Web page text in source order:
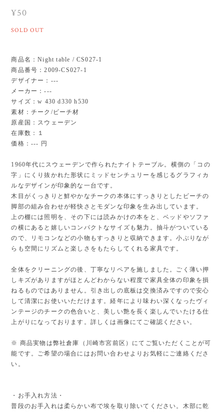
¥50
SOLD OUT
商品名：Night table / CS027-1
商品番号：2009-CS027-1
デザイナー：---
メーカー：---
サイズ：w 430 d330 h530
素材：チーク/ビーチ材
原産国：スウェーデン
在庫数：１
価格：--- 円
1960年代にスウェーデンで作られたナイトテーブル。横側の「コの
字」にくり抜かれた形状にミッドセンチュリーを感じるグラフィカ
ルなデザインが印象的な一台です。
木目がくっきりと鮮やかなチークの本体にすっきりとしたビーチの
脚部の組み合わせが軽快さとモダンな印象を生み出しています。
上の棚には照明を、その下には読みかけの本をと、ベッドやソファ
の横にあると嬉しいコンパクトなサイズも魅力。 抽斗がついている
ので、リモコンなどの小物もすっきりと収納できます。 小ぶりなが
らも空間にリズムと楽しさをもたらしてくれる家具です。
全体をクリーニングの後、丁寧なリペアを施しました。ごく薄い押
しキズがありますがほとんどわからない程度で家具全体の印象を損
ねるものではありません。引き出しの底板は交換済みですので安心
して清潔にお使いいただけます。経年により味わい深くなったヴィ
ンテージのチークの色合いと、美しい艶を長く楽しんでいたける仕
上がりになっております。詳しくは画像にてご確認ください。
※ 商品実物は弊社倉庫（川崎市宮前区）にてご覧いただくことが可
能です。ご希望の場合にはお問い合わせよりお気軽にご連絡くださ
い。
・お手入れ方法・
普段のお手入れは柔らかい布で埃を取り除いてください。木部に乾